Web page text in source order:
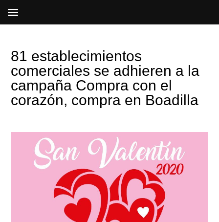
81 establecimientos
comerciales se adhieren a la
campaña Compra con el
corazón, compra en Boadilla